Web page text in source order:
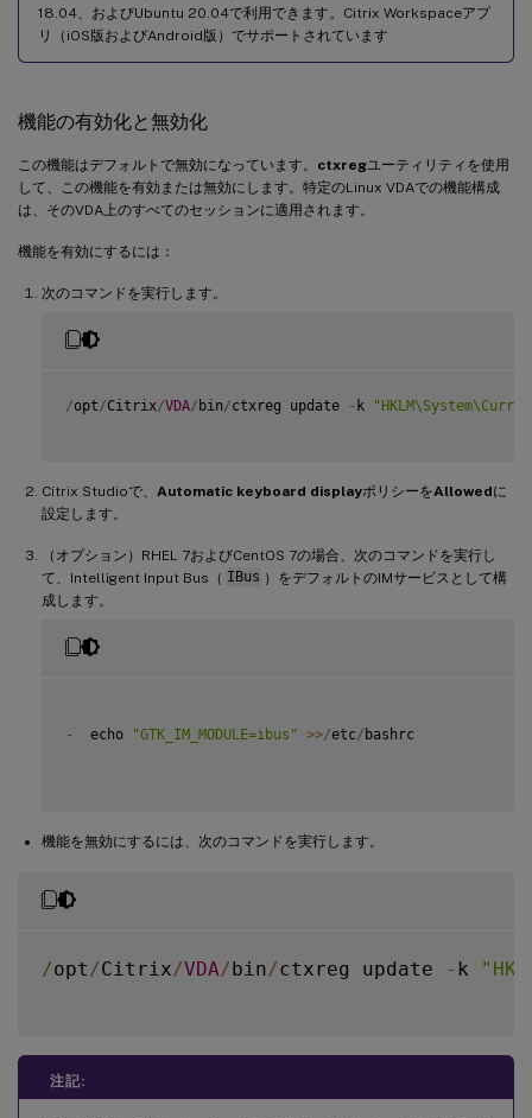
18.04、およびUbuntu 20.04で利用できます。Citrix Workspaceアプ
リ（iOS版およびAndroid版）でサポートされています
機能の有効化と無効化
この機能はデフォルトで無効になっています。 ctxregユーティリティを使用
して、この機能を有効または無効にします。特定のLinux VDAでの機能構成
は、そのVDA上のすべてのセッションに適用されます。
機能を有効にするには：
次のコマンドを実行します。
/opt/Citrix/VDA/ bin/ctxreg update - k
Citrix Studioで、 Automatic keyboard displayポリシーをAllowedに
設定します。
（オプション）RHEL 7およびCentOS 7の場合、次のコマンドを実行し
て、Intelligent Input Bus（ IBus ）をデフォルトのIMサービスとして構
成します。
-
  echo
"GTK_IM_MODULE=ibus" >>/etc/ bashrc
機能を無効にするには、次のコマンドを実行します。
/opt /Citrix/VDA/bin/ctxreg update - k
注記: